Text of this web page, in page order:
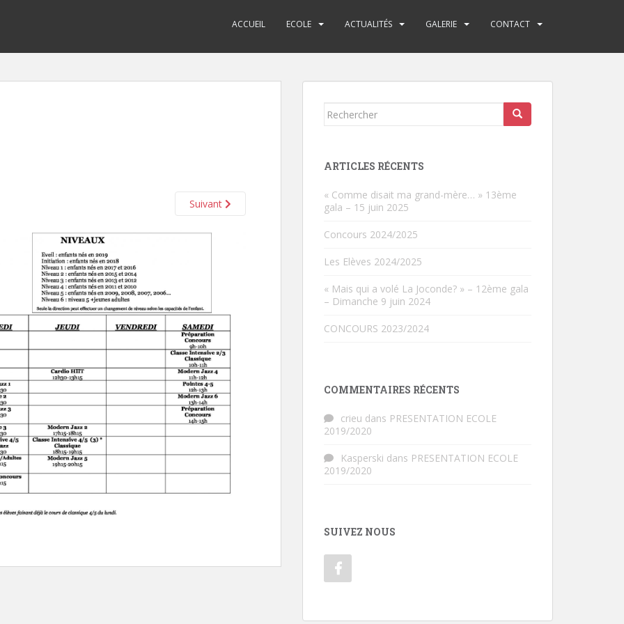
ACCUEIL ECOLE ACTUALITÉS GALERIE CONTACT
Suivant
Rechercher...
ARTICLES RÉCENTS
« Comme disait ma grand-mère… » 13ème
gala – 15 juin 2025
Concours 2024/2025
Les Elèves 2024/2025
« Mais qui a volé La Joconde? » – 12ème gala
– Dimanche 9 juin 2024
CONCOURS 2023/2024
COMMENTAIRES RÉCENTS
crieu dans PRESENTATION ECOLE
2019/2020
Kasperski dans PRESENTATION ECOLE
2019/2020
SUIVEZ NOUS